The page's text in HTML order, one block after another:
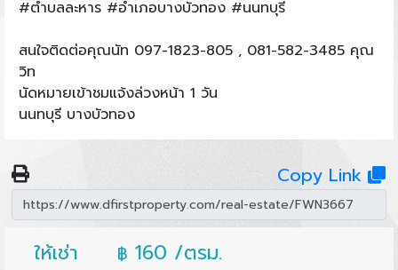
#ตำบลละหาร #อำเภอบางบัวทอง #นนทบุรี
สนใจติดต่อคุณนัท 097-1823-805 , 081-582-3485 คุณ
วิท
นัดหมายเข้าชมแจ้งล่วงหน้า 1 วัน
นนทบุรี บางบัวทอง
Copy Link
ให้เช่า ฿ 160 /ตรม.